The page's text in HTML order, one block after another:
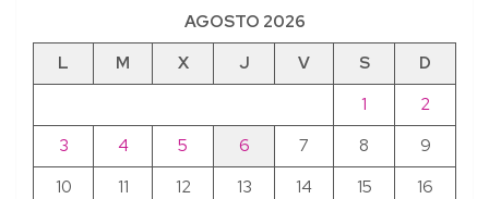
AGOSTO 2026
L
M X J V S
D
1
2
3
4 5 6 7 8
9
10
11 12 13 14 15 16